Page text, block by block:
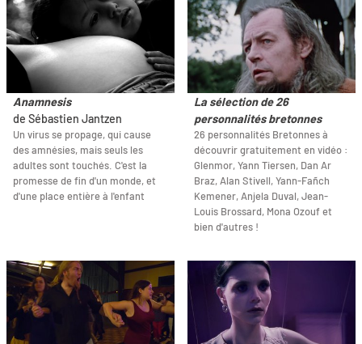
Anamnesis
de Sébastien Jantzen
Un virus se propage, qui cause
des amnésies, mais seuls les
adultes sont touchés. C'est la
promesse de fin d'un monde, et
d'une place entière à l'enfant
La sélection de 26
personnalités bretonnes
26 personnalités Bretonnes à
découvrir gratuitement en vidéo :
Glenmor, Yann Tiersen, Dan Ar
Braz, Alan Stivell, Yann-Fañch
Kemener, Anjela Duval, Jean-
Louis Brossard, Mona Ozouf et
bien d'autres !